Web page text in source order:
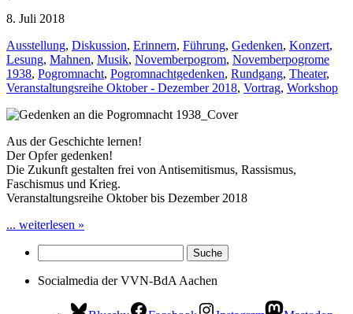
8. Juli 2018
Ausstellung, Diskussion, Erinnern, Führung, Gedenken, Konzert,
Lesung, Mahnen, Musik, Novemberpogrom, Novemberpogrome
1938, Pogromnacht, Pogromnachtgedenken, Rundgang, Theater,
Veranstaltungsreihe Oktober - Dezember 2018, Vortrag, Workshop
Aus der Geschichte lernen!
Der Opfer gedenken!
Die Zukunft gestalten frei von Antisemitismus, Rassismus,
Faschismus und Krieg.
Veranstaltungsreihe Oktober bis Dezember 2018
... weiterlesen »
Socialmedia der VVN-BdA Aachen